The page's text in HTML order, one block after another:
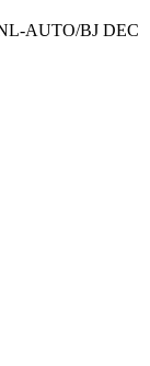
AUTO/BJ DEC